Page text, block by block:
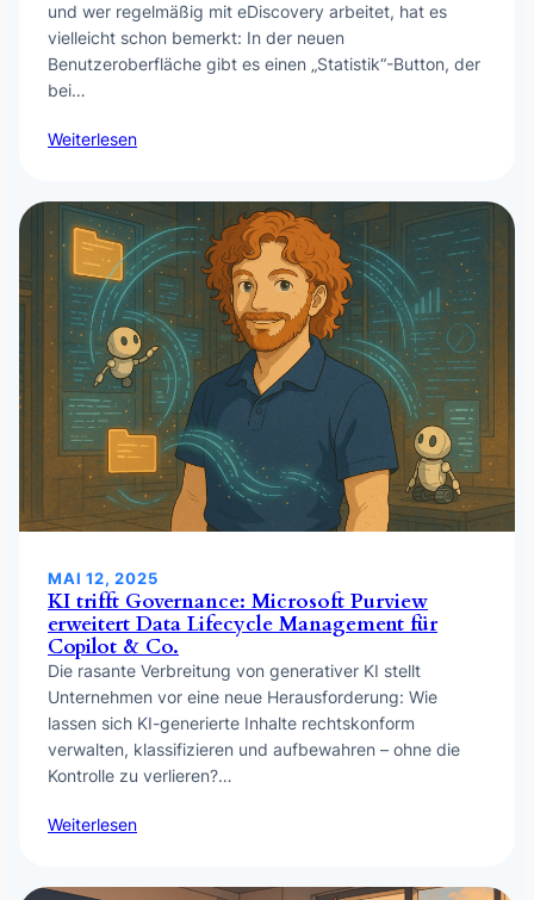
und wer regelmäßig mit eDiscovery arbeitet, hat es
vielleicht schon bemerkt: In der neuen
Benutzeroberfläche gibt es einen „Statistik“-Button, der
bei…
Weiterlesen
MAI 12, 2025
KI trifft Governance: Microsoft Purview
erweitert Data Lifecycle Management für
Copilot & Co.
Die rasante Verbreitung von generativer KI stellt
Unternehmen vor eine neue Herausforderung: Wie
lassen sich KI-generierte Inhalte rechtskonform
verwalten, klassifizieren und aufbewahren – ohne die
Kontrolle zu verlieren?…
Weiterlesen